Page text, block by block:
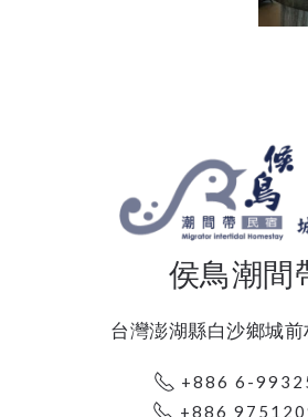
侯鳥潮間
台灣澎湖縣白沙鄉城
+886 6-
+886